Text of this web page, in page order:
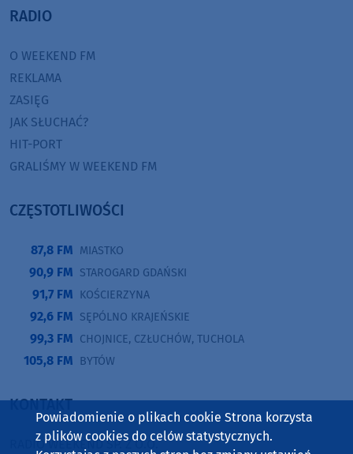
RADIO
O WEEKEND FM
REKLAMA
ZASIĘG
JAK SŁUCHAĆ?
HIT-PORT
GRALIŚMY W WEEKEND FM
CZĘSTOTLIWOŚCI
87,8 FM MIASTKO
90,9 FM STAROGARD GDAŃSKI
91,7 FM KOŚCIERZYNA
92,6 FM SĘPÓLNO KRAJEŃSKIE
99,3 FM CHOJNICE, CZŁUCHÓW, TUCHOLA
105,8 FM BYTÓW
KONTAKT
RADIO WEEKEND SP. Z O.O.
Powiadomienie o plikach cookie Strona korzysta
z plików cookies do celów statystycznych.